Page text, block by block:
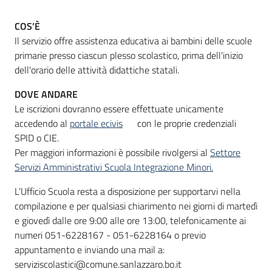
Newsletter
COS’È
Il servizio offre assistenza educativa ai bambini delle scuole
primarie presso ciascun plesso scolastico, prima dell'inizio
dell'orario delle attività didattiche statali.
DOVE ANDARE
Le iscrizioni dovranno essere effettuate unicamente
accedendo al portale ecivis
con le proprie credenziali
SPID o CIE.
Per maggiori informazioni è possibile rivolgersi al Settore
Servizi Amministrativi Scuola Integrazione Minori.
L’Ufficio Scuola resta a disposizione per supportarvi nella
compilazione e per qualsiasi chiarimento nei giorni di martedì
e giovedì dalle ore 9:00 alle ore 13:00, telefonicamente ai
numeri 051-6228167 - 051-6228164 o previo
appuntamento e inviando una mail a:
serviziscolastici@comune.sanlazzaro.bo.it